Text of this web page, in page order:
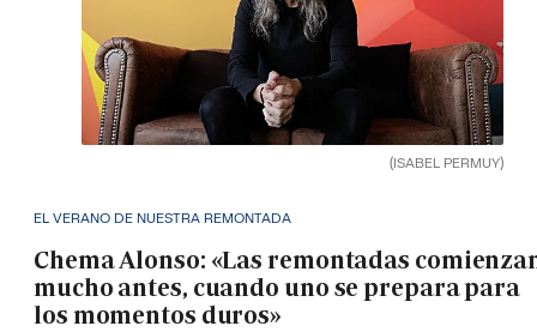
(ISABEL PERMUY)
EL VERANO DE NUESTRA REMONTADA
Chema Alonso: «Las remontadas
mucho antes, cuando uno se prepara para
los momentos duros»